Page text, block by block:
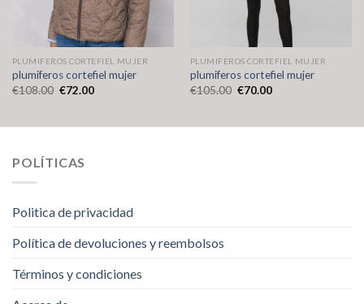
PLUMIFEROS CORTEFIEL MUJER
plumiferos cortefiel mujer
€108.00 €72.00
PLUMIFEROS CORTEFIEL MUJER
plumiferos cortefiel mujer
€105.00 €70.00
POLÍTICAS
Politica de privacidad
Política de devoluciones y reembolsos
Términos y condiciones